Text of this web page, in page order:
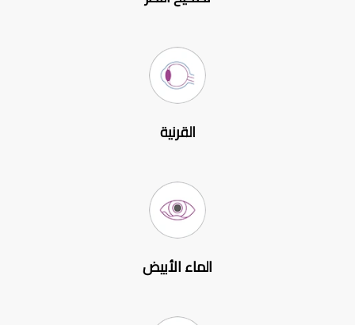
القرنية
الماء الأبيض